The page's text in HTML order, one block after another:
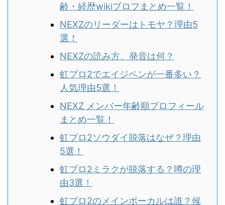
齢・経歴wikiプロフまとめ一覧！
NEXZのリーダーはトモヤ？理由5
選！
NEXZの読み方、発音は何？
虹プロ2でエイジペンが一番多い？
人気理由5選！
NEXZ メンバー年齢順プロフィール
まとめ一覧！
虹プロ2ソウダイ脱落はなぜ？理由
5選！
虹プロ2ミラクが脱落する？噂の理
由3選！
虹プロ2のメインボーカルは誰？候